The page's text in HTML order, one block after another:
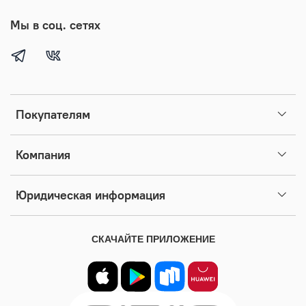
Покупателям
Компания
Юридическая информация
Мы в соц. сетях
СКАЧАЙТЕ ПРИЛОЖЕНИЕ